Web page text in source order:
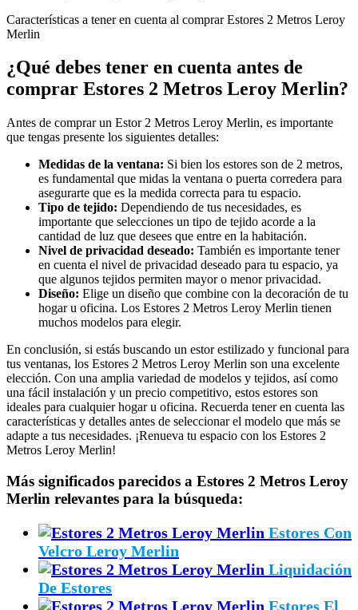
Características a tener en cuenta al comprar Estores 2 Metros Leroy
Merlin
¿Qué debes tener en cuenta antes de
comprar Estores 2 Metros Leroy Merlin?
Antes de comprar un Estor 2 Metros Leroy Merlin, es importante
que tengas presente los siguientes detalles:
Medidas de la ventana: Si bien los estores son de 2 metros,
es fundamental que midas la ventana o puerta corredera para
asegurarte que es la medida correcta para tu espacio.
Tipo de tejido: Dependiendo de tus necesidades, es
importante que selecciones un tipo de tejido acorde a la
cantidad de luz que desees que entre en la habitación.
Nivel de privacidad deseado: También es importante tener
en cuenta el nivel de privacidad deseado para tu espacio, ya
que algunos tejidos permiten mayor o menor privacidad.
Diseño: Elige un diseño que combine con la decoración de tu
hogar u oficina. Los Estores 2 Metros Leroy Merlin tienen
muchos modelos para elegir.
En conclusión, si estás buscando un estor estilizado y funcional para
tus ventanas, los Estores 2 Metros Leroy Merlin son una excelente
elección. Con una amplia variedad de modelos y tejidos, así como
una fácil instalación y un precio competitivo, estos estores son
ideales para cualquier hogar u oficina. Recuerda tener en cuenta las
características y detalles antes de seleccionar el modelo que más se
adapte a tus necesidades. ¡Renueva tu espacio con los Estores 2
Metros Leroy Merlin!
Más significados parecidos a Estores 2 Metros Leroy
Merlin relevantes para la búsqueda:
Estores Con
Velcro Leroy Merlin
Liquidación
De Estores
Estores El